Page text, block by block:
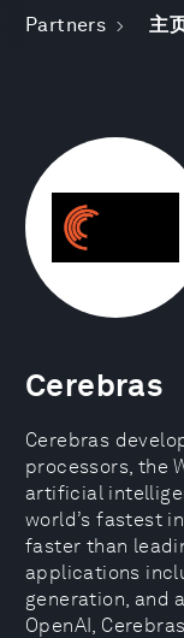
Partners 主
Cerebras
Cerebras
processors, the
artificial
world’s fastest
faster than
applications
generation, and
OpenAI,